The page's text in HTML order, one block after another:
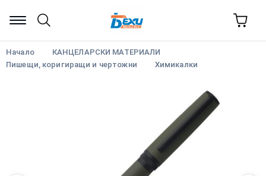
Начало
КАНЦЕЛАРСКИ МАТЕРИАЛИ
Пишещи, коригиращи и чертожни
Химикалки